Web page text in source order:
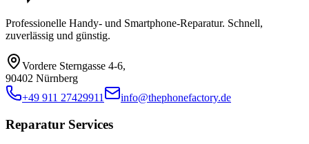
Professionelle Handy- und Smartphone-Reparatur. Schnell,
zuverlässig und günstig.
Vordere Sterngasse 4-6,
90402 Nürnberg
+49 911 27429911
info@thephonefactory.de
Reparatur Services